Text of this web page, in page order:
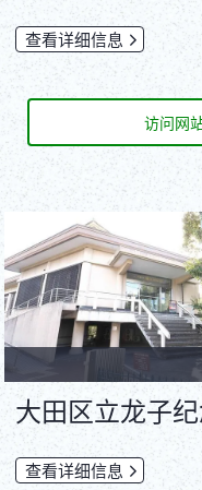
查看详细信息
访问网
大田区立龙子
查看详细信息